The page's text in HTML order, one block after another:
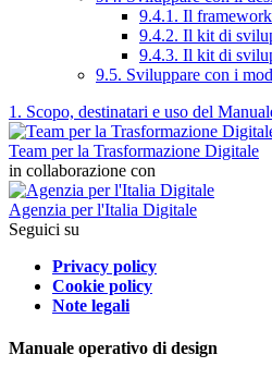
9.4.1. Il
9.4.2. Il kit di
9.4.3. Il kit di
9.5. Sviluppare con i
1. Scopo, destinatari e uso del
Team per la Trasformazione Digitale
in collaborazione con
Agenzia per l'Italia Digitale
Seguici su
Privacy policy
Cookie policy
Note legali
Manuale operativo di design